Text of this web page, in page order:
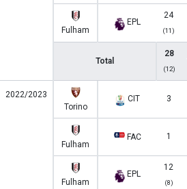
Fulham
EPL
24
(11)
Total
28
(12)
2022/2023
Torino
CIT 3
Fulham
FAC 1
Fulham
EPL
12
(8)